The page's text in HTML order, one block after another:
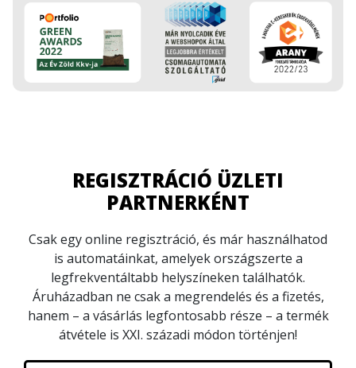
REGISZTRÁCIÓ ÜZLETI
PARTNERKÉNT
Csak egy online regisztráció, és már használhatod
is automatáinkat, amelyek országszerte a
legfrekventáltabb helyszíneken találhatók.
Áruházadban ne csak a megrendelés és a fizetés,
hanem – a vásárlás legfontosabb része – a termék
átvétele is XXI. századi módon történjen!